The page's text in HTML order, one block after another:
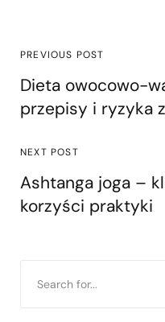
PREVIOUS POST
Dieta owocowo-
przepisy i ryzyka
NEXT POST
Ashtanga joga –
korzyści praktyki